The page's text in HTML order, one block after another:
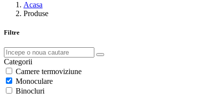
Acasa
Produse
Filtre
Categorii
Camere termoviziune
Monoculare
Binocluri